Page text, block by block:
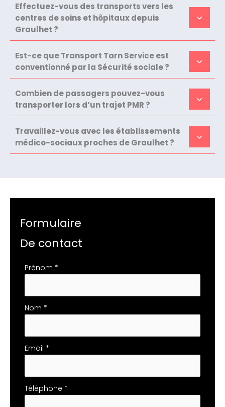
Effectuez-vous des transports vers les
centres de soins et hôpitaux depuis
Graulhet ?
Est-ce que Transport Tarn Service est
conventionné par la Sécurité sociale ?
Combien de passagers pouvez-vous
transporter lors d’un trajet PMR ?
Travaillez-vous avec les établissements
médico-sociaux proches de Graulhet ?
Formulaire
De contact
Formulaire
téléphone
Prénom *
Nom *
Email *
Téléphone *